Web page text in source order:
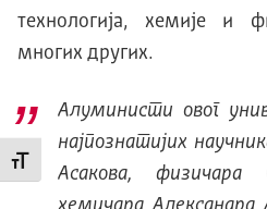
Промени величину слова
технологија, хемије и
многих других.
Алуминисти овог
најпознатијих
Асакова, физичара